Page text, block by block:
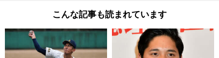
こんな記事も読まれています